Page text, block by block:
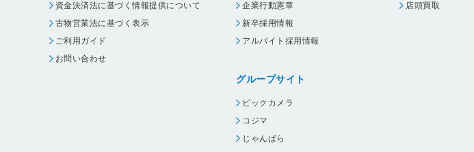
資金決済法に基づく情報提供について
古物営業法に基づく表示
ご利用ガイド
お問い合わせ
企業行動憲章
新卒採用情報
アルバイト採用情報
グループサイト
ビックカメラ
コジマ
じゃんぱら
店頭買取